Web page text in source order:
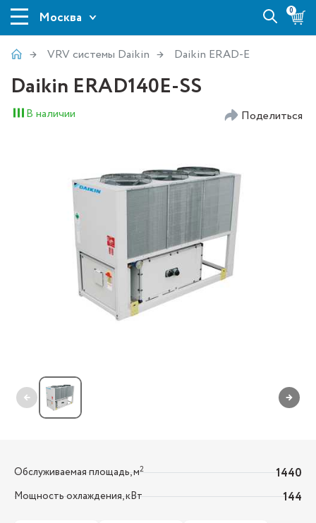
Москва 0
VRV системы Daikin Daikin ERAD-E
Daikin ERAD140E-SS
В наличии Поделиться
← →
Обслуживаемая площадь, м2 1440
Мощность охлаждения, кВт 144